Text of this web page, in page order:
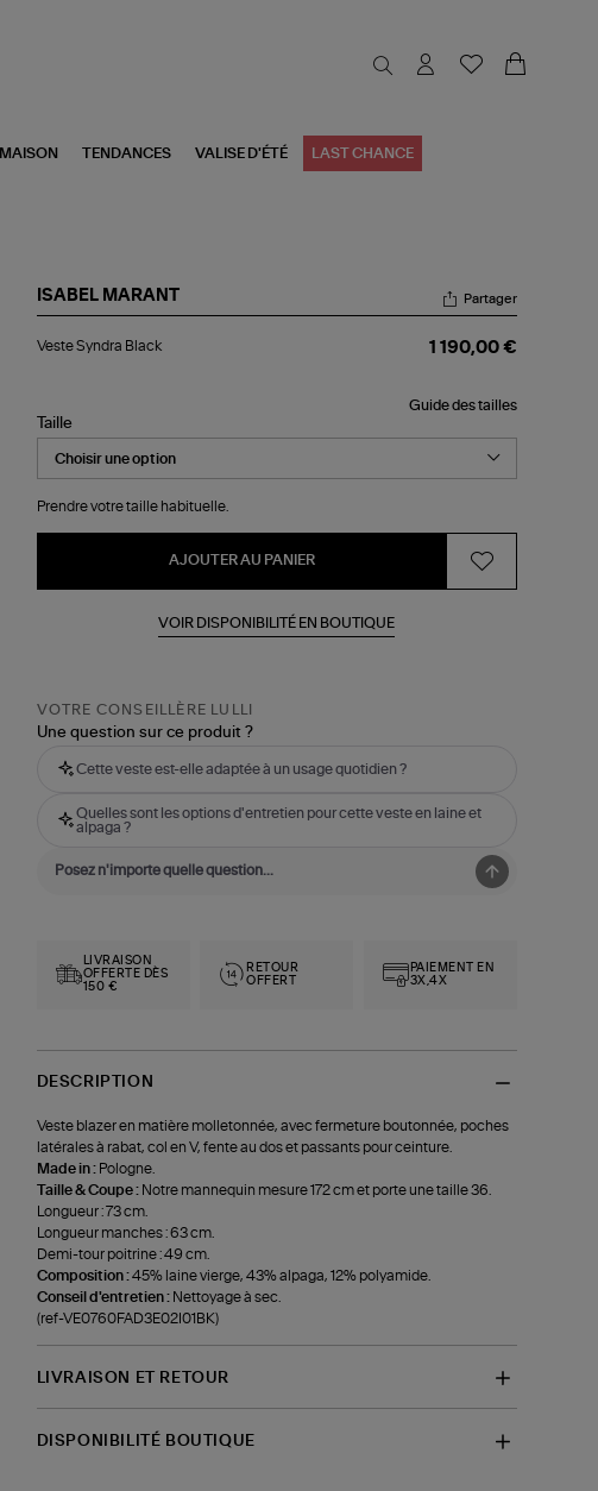
MAISON TENDANCES VALISE D'ÉTÉ LAST CHANCE
ISABEL MARANT
Syndra
Partager
Veste Syndra Black 1 190,00 €
Guide des tailles
Taille
Prendre votre taille habituelle.
AJOUTER AU PANIER
VOIR DISPONIBILITÉ EN BOUTIQUE
VOTRE CONSEILLÈRE LULLI
Une question sur ce produit ?
Cette veste est-elle adaptée à un usage quotidien ?
Quelles sont les options d'entretien pour cette veste en laine et
alpaga ?
LIVRAISON
OFFERTE DÈS
150 €
RETOUR
OFFERT
PAIEMENT EN
3X,4X
DESCRIPTION
Veste blazer en matière molletonnée, avec fermeture boutonnée, poches
latérales à rabat, col en V, fente au dos et passants pour ceinture.
Made in : Pologne.
Taille & Coupe : Notre mannequin mesure 172 cm et porte une taille 36.
Longueur : 73 cm.
Longueur manches : 63 cm.
Demi-tour poitrine : 49 cm.
Composition :45% laine vierge, 43% alpaga, 12% polyamide.
Conseil d'entretien : Nettoyage à sec.
(ref-VE0760FAD3E02I01BK)
LIVRAISON ET RETOUR
DISPONIBILITÉ BOUTIQUE